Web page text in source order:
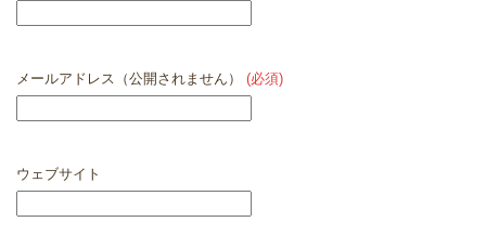
メールアドレス（公開されません） (必須)
ウェブサイト